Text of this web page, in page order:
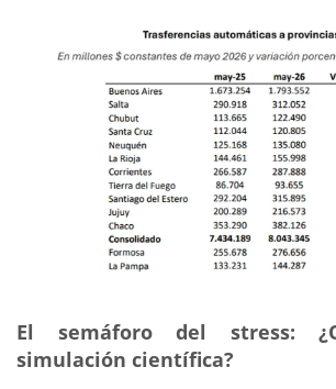
El semáforo del stress:
simulación científica?